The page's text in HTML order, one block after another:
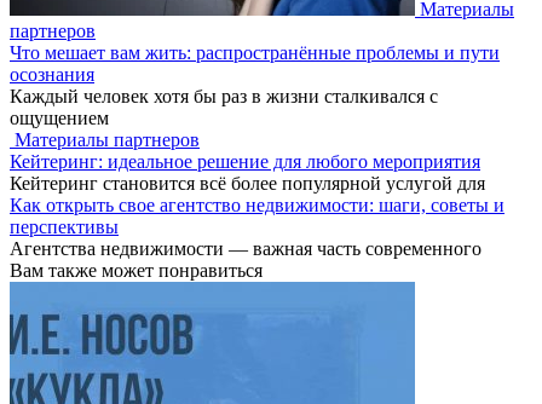
Материалы
партнеров
Что мешает вам жить: распространённые проблемы и пути
осознания
Каждый человек хотя бы раз в жизни сталкивался с
ощущением
Материалы партнеров
Кейтеринг: идеальное решение для любого мероприятия
Кейтеринг становится всё более популярной услугой для
Как открыть свое агентство недвижимости: шаги, советы и
перспективы
Агентства недвижимости — важная часть современного
Вам также может понравиться